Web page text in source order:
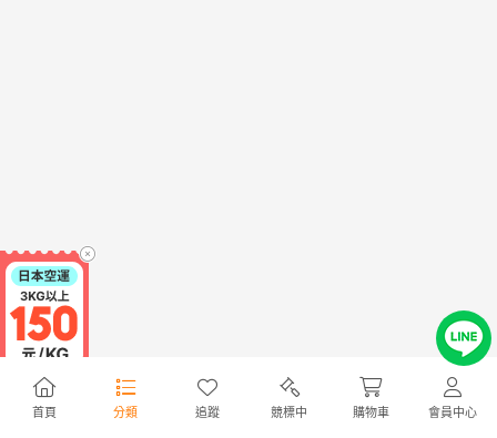
首頁 分類 追蹤 競標中 購物車 會員中心